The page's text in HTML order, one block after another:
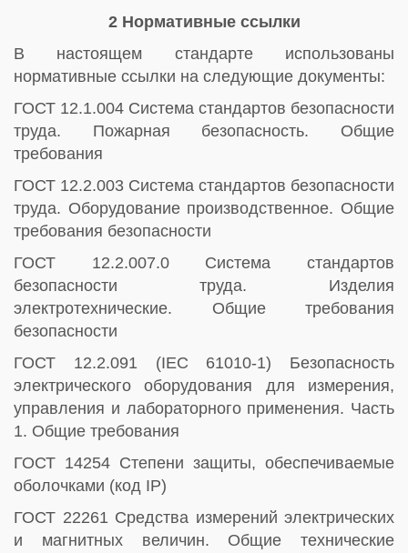
2 Нормативные ссылки
В настоящем стандарте использованы
нормативные ссылки на следующие документы:
ГОСТ 12.1.004 Система стандартов безопасности
труда. Пожарная безопасность. Общие
требования
ГОСТ 12.2.003 Система стандартов безопасности
труда. Оборудование производственное. Общие
требования безопасности
ГОСТ 12.2.007.0 Система стандартов
безопасности труда. Изделия
электротехнические. Общие требования
безопасности
ГОСТ 12.2.091 (IEC 61010-1) Безопасность
электрического оборудования для измерения,
управления и лабораторного применения. Часть
1. Общие требования
ГОСТ 14254 Степени защиты, обеспечиваемые
оболочками (код IP)
ГОСТ 22261 Средства измерений электрических
и магнитных величин. Общие технические